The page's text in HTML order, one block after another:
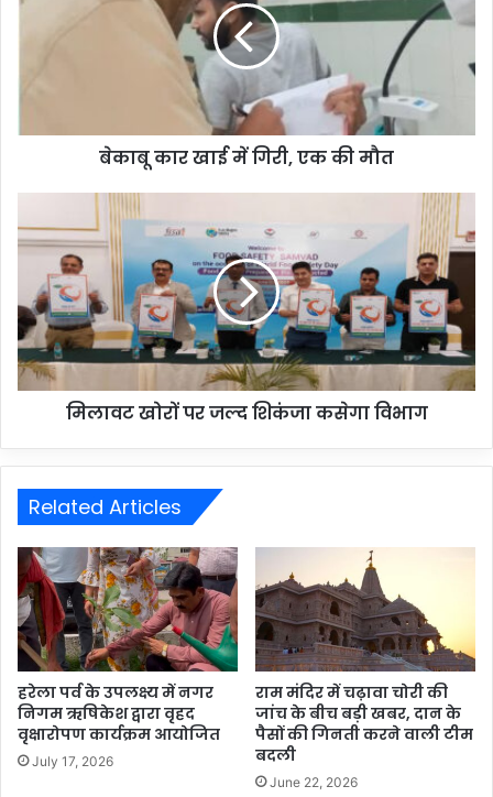
बेकाबू कार खाई में गिरी, एक की मौत
मिलावट खोरों पर जल्द शिकंजा कसेगा विभाग
Related Articles
हरेला पर्व के उपलक्ष्य में नगर
निगम ऋषिकेश द्वारा वृहद
वृक्षारोपण कार्यक्रम आयोजित
July 17, 2026
राम मंदिर में चढ़ावा चोरी की
जांच के बीच बड़ी खबर, दान के
पैसों की गिनती करने वाली टीम
बदली
June 22, 2026